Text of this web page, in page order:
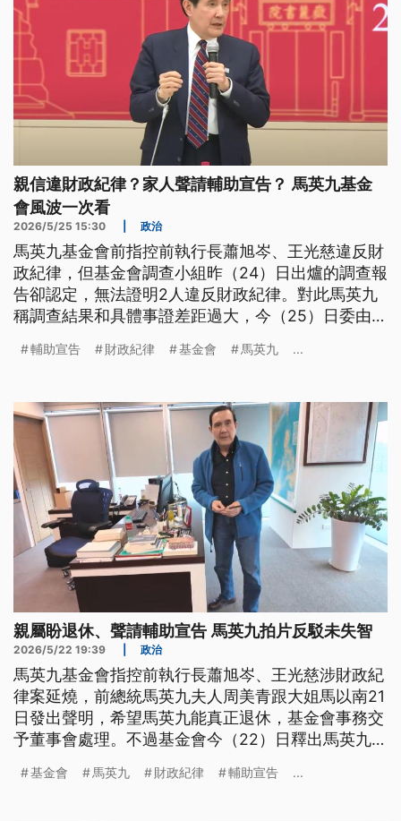
親信違財政紀律？家人聲請輔助宣告？ 馬英九基金
會風波一次看
2026/5/25 15:30 政治
馬英九基金會前指控前執行長蕭旭岑、王光慈違反財
政紀律，但基金會調查小組昨（24）日出爐的調查報
告卻認定，無法證明2人違反財政紀律。對此馬英九
稱調查結果和具體事證差距過大，今（25）日委由基
說明細節。本次事件起因為何？為何馬家人會向法院
輔助宣告 財政紀律 基金會 馬英九 ...
親屬盼退休、聲請輔助宣告 馬英九拍片反駁未失智
2026/5/22 19:39 政治
馬英九基金會指控前執行長蕭旭岑、王光慈涉財政紀
律案延燒，前總統馬英九夫人周美青跟大姐馬以南21
日發出聲明，希望馬英九能真正退休，基金會事務交
予董事會處理。不過基金會今（22）日釋出馬英九相
意，更批評蕭旭岑、王光慈出賣自己，企圖說自己失
基金會 馬英九 財政紀律 輔助宣告 ...